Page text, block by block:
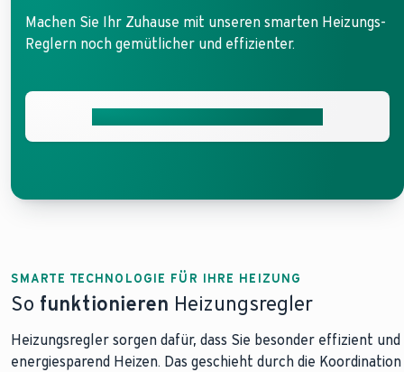
Machen Sie Ihr Zuhause mit unseren smarten Heizungs-
Reglern noch gemütlicher und effizienter.
SMARTE TECHNOLOGIE FÜR IHRE HEIZUNG
So funktionieren Heizungsregler
Heizungsregler sorgen dafür, dass Sie besonder effizient und
energiesparend Heizen. Das geschieht durch die Koordination